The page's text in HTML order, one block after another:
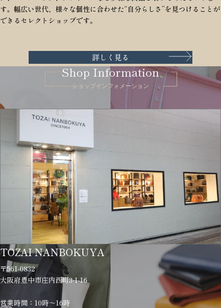
す。幅広い世代、様々な個性に合わせた“自分らしさ”を見つけることが
できるセレクトショップです。
詳しく見る
Shop Information
ショップインフォメーション
TOZAI NANBOKUYA
〒561-0832
大阪府豊中市庄内西町3-1-16
営業時間：10時～16時